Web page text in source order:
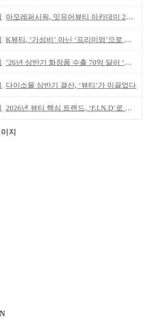
아모레퍼시픽, 밋유어뷰티 아카데미 2기 발대식
K뷰티, ‘가성비’ 아닌 ‘프리미엄’으로 승부걸어야
’26년 상반기 화장품 수출 70억 달러 ‘역대 최고’
다이소몰 상반기 결산, ‘뷰티’가 이끌었다
2026년 뷰티 핵심 트렌드, ‘F.I.N.D’로 읽는다
지